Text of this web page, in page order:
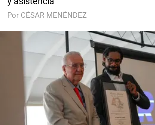
Por CÉSAR MENÉNDEZ